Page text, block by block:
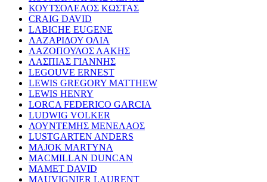
ΚΟΥΤΣΟΛΕΛΟΣ ΚΩΣΤΑΣ
CRAIG DAVID
LABICHE EUGENE
ΛΑΖΑΡΙΔΟΥ ΟΛΙΑ
ΛΑΖΟΠΟΥΛΟΣ ΛΑΚΗΣ
ΛΑΣΠΙΑΣ ΓΙΑΝΝΗΣ
LEGOUVE ERNEST
LEWIS GREGORY MATTHEW
LEWIS HENRY
LORCA FEDERICO GARCIA
LUDWIG VOLKER
ΛΟΥΝΤΕΜΗΣ ΜΕΝΕΛΑΟΣ
LUSTGARTEN ANDERS
MAJOK MARTYNA
MACMILLAN DUNCAN
MAMET DAVID
MAUVIGNIER LAURENT